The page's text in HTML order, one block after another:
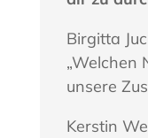
Birgitta
„Welchen
unsere
Kerstin